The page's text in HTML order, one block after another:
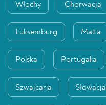
Włochy Chorwacja
Luksemburg Malta
Polska Portugalia
Szwajcaria Słowacja